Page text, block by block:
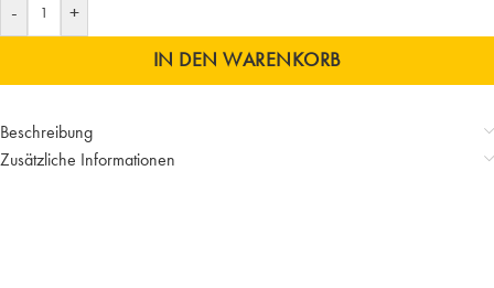
- +
IN DEN WARENKORB
Beschreibung
Zusätzliche Informationen